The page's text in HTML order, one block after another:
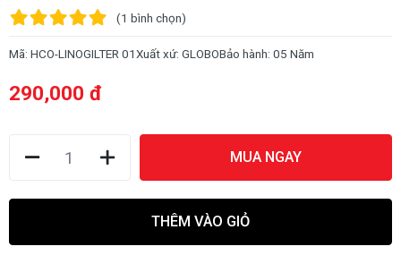
(1 bình chọn)
Mã: HCO-LINOGILTER 01Xuất xứ: GLOBOBảo hành: 05 Năm
290,000 đ
MUA NGAY
THÊM VÀO GIỎ